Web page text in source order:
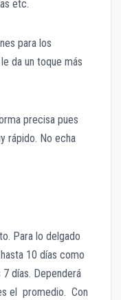
etc.
para los
da un toque más
precisa pues
rápido. No echa
Para lo delgado
10 días como
días. Dependerá
el promedio. Con